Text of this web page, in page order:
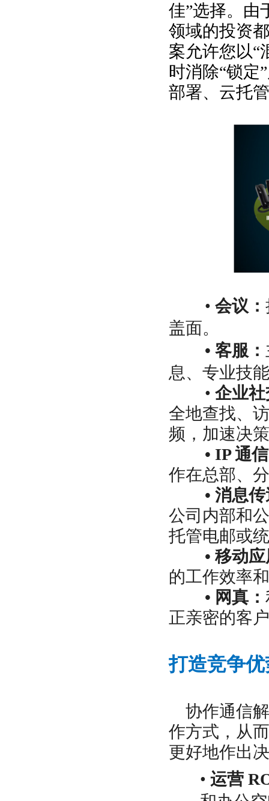
佳”选择。由
领域的投资
案允许您以“
时消除“锁定
部署、云托
• 会议：
盖面。
• 客服：
息、专业技
• 企业
全地查找、
频，加速决
• IP 通
作在总部、
• 消息
公司内部和
托管电邮或
• 移动
的工作效率
• 网真：
正亲密的客
打造竞争
协作通信
作方式，从
更好地作出
• 运营